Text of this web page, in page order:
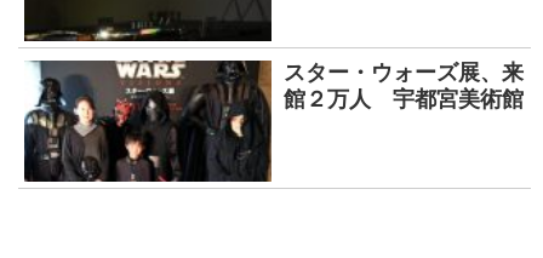
スター・ウォーズ展、来
館２万人 宇都宮美術館